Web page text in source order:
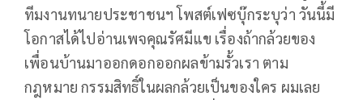
ทีมงานทนายประชาชนฯ โพสต์เฟซบุ๊กระบุว่า วันนี้มี
โอกาสได้ไปอ่านเพจคุณรัศมีแข เรื่องถ้ากล้วยของ
เพื่อนบ้านมาออกดอกออกผลข้ามรั้วเรา ตาม
กฎหมาย กรรมสิทธิ์ในผลกล้วยเป็นของใคร ผมเลย